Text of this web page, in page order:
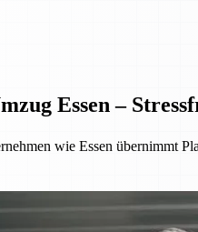
Essen –
wie Essen übernimmt